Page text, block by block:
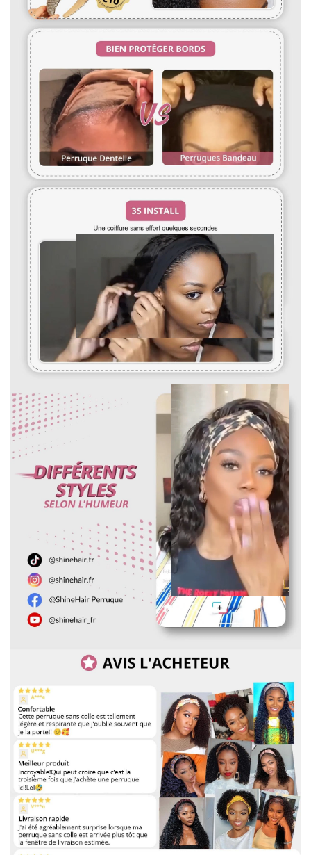
cheveux, vous pouvez les retourner sans frais.
4.Puis-je personnaliser une perruque autre que les perruques
sur le site Web ?
Oui, nous pouvons faire n'importe quelle perruque comme
vous le souhaitez. Vous pouvez nous envoyer des photos et
des exigences. Il faudra 7 jours pour procéder. Vous pouvez
nous écrire à : vip@shinehair.fr
5.Puis-je avoir un prix de gros si j'en achète plus ?
Oui, vous pouvez avoir un prix de gros si vous nous contactez
pour une commande groupée.
3.WIG MESURE
Pour mesurer la longueur d'une perruque droite, partez du
centre du bonnet de perruque ou de la tête et mesurez
jusqu'à la mèche de cheveux la plus longue en bas.
Pour les perruques bouclées et ondulées, vous devez lisser les
cheveux avant de les mesurer. Etirez doucement les cheveux
jusqu'à leur longueur maximale, puis mesurez du haut de la
perruque jusqu'à l'extrémité des cheveux.
Pour toute question, n'hésitez pas à nous contacter :
vip@shinehair.fr
l'extérieur aux extrémités pour des boucles plus lisses.
Vaporisez une lotion coiffante pour aider
à maintenir l'état des boucles.
7.Le soin des perruques est recommandé une fois par
semaine ou deux semaines dépend de l'utilisation.